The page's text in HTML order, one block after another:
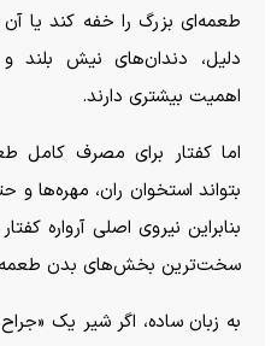
طعمه‌ای بزرگ را خفه کند یا
دلیل، دندان‌های نیش بلند
اهمیت بیشتری دارند.
اما کفتار برای مصرف کامل
بتواند استخوان ران، مهره‌ها
بنابراین نیروی اصلی آرواره
سخت‌ترین بخش‌های بدن طعمه
به زبان ساده، اگر شیر یک